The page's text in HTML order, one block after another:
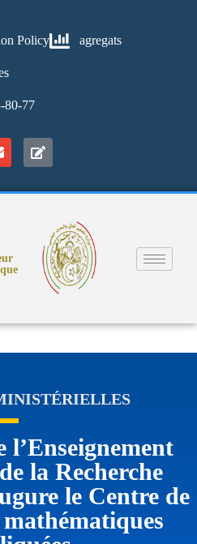
Policy agregats
80-77
l’Enseignement
la Recherche
le Centre de